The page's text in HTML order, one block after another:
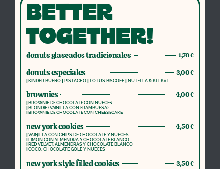
BETTER
TOGETHER!
donuts glaseados tradicionales 1,70€
donuts especiales 3,00€
KINDER BUENO PISTACHO LOTUS BISCOFF NUTELLA & KIT KAT
brownies 4,00€
BROWNIE DE CHOCOLATE CON NUECES
BLONDIE (VAINILLA CON FRAMBUESA)
BROWNIE DE CHOCOLATE CON CHEESECAKE
new york cookies 4,50€
VAINILLA CON CHIPS DE CHOCOLATE Y NUECES
LIMÓN CON ALMENDRA Y CHOCOLATE BLANCO
RED VELVET, ALMENDRAS Y CHOCOLATE BLANCO
COCO, CHOCOLATE GOLD Y NUECES
new york style filled cookies 3,50€